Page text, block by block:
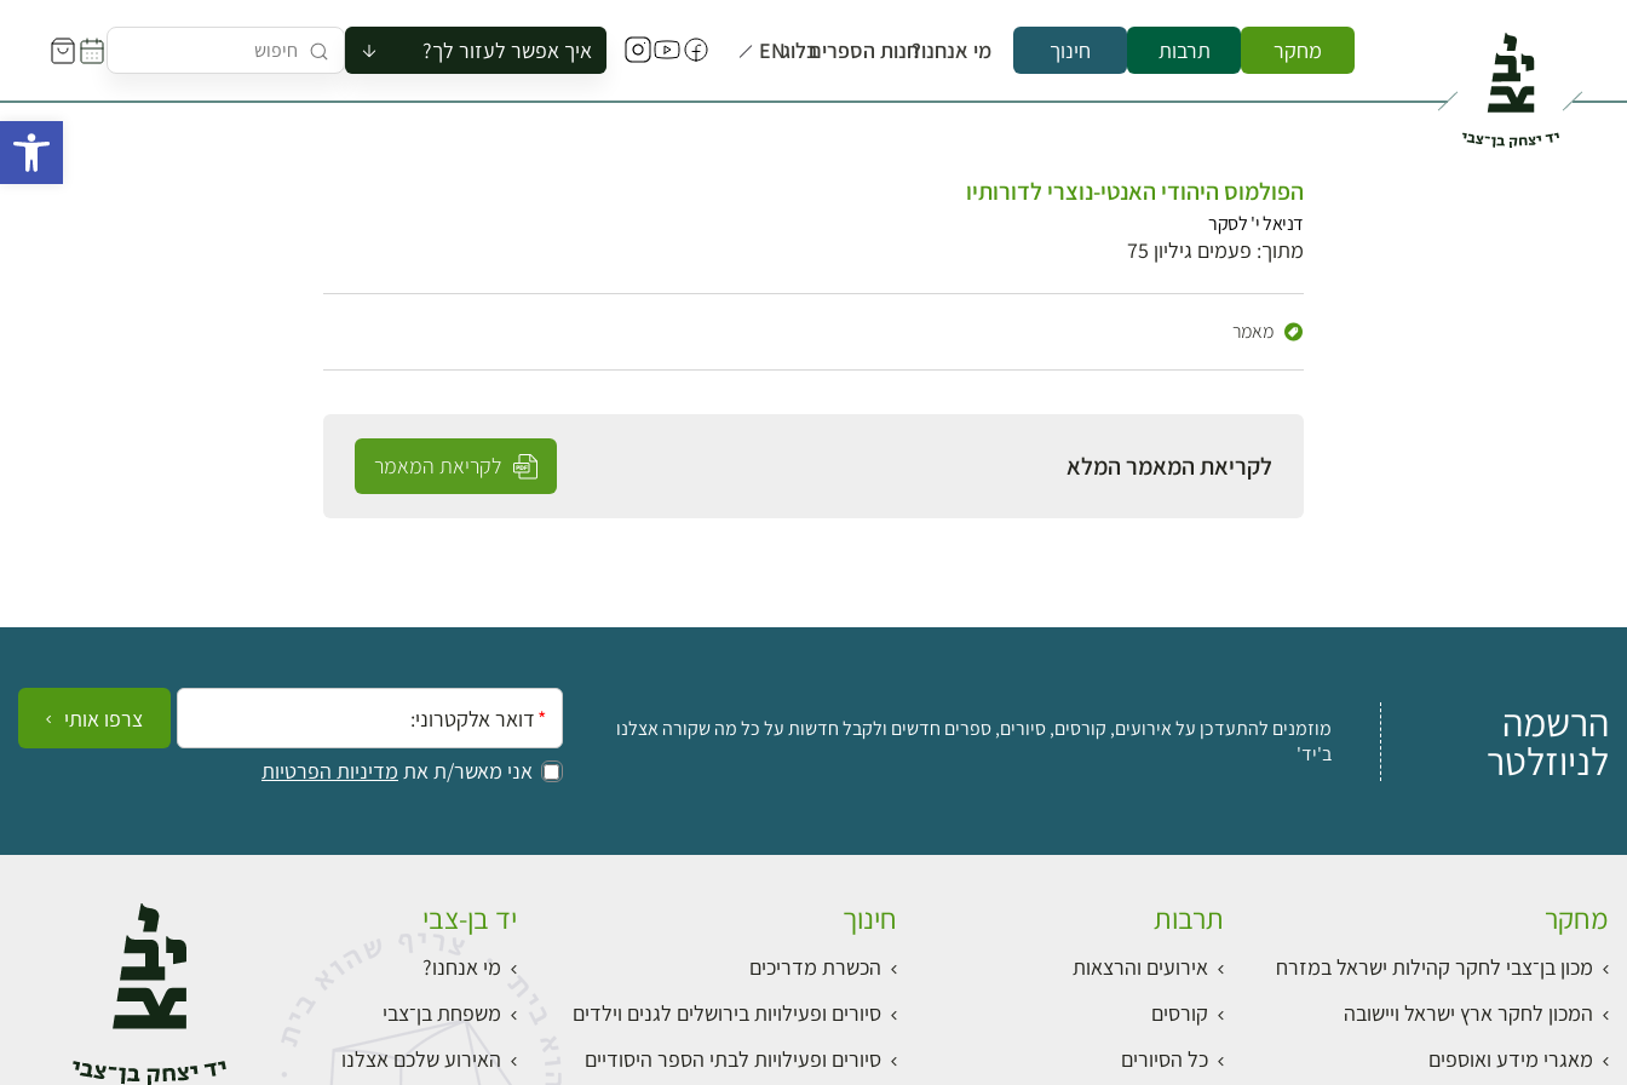
מחקר תרבות חינוך מי אנחנו?חנות הספריםבלוגEN איך אפשר לעזור לך?
להזמין סיור לקבוצה
הפולמוס היהודי האנטי-נוצרי לדורותיו
דניאל י' לסקר
מתוך: פעמים גיליון 75
מאמר
לקריאת המאמר המלא לקריאת המאמר
הרשמה
לניוזלטר
מוזמנים להתעדכן על אירועים, קורסים, סיורים, ספרים חדשים ולקבל חדשות על כל מה שקורה אצלנו
ב'יד'
אימייל:
אני מאשר/ת את מדיניות הפרטיות
צרפו אותי
מחקר
מכון בן־צבי לחקר קהילות ישראל במזרח
המכון לחקר ארץ ישראל ויישובה
מאגרי מידע ואוספים
תרבות
אירועים והרצאות
קורסים
כל הסיורים
חינוך
הכשרת מדריכים
סיורים ופעילויות בירושלים לגנים וילדים
סיורים ופעילויות לבתי הספר היסודיים
יד בן-צבי
מי אנחנו?
משפחת בן־צבי
האירוע שלכם אצלנו